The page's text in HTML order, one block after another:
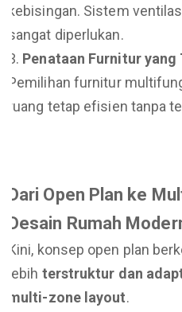
kebisingan. Sistem
sangat diperlukan.
Penataan Furnitur yang
Pemilihan furnitur
ruang tetap efisien tanpa
Dari Open Plan ke
Desain Rumah
Kini, konsep open plan
lebih terstruktur dan
multi-zone layout.